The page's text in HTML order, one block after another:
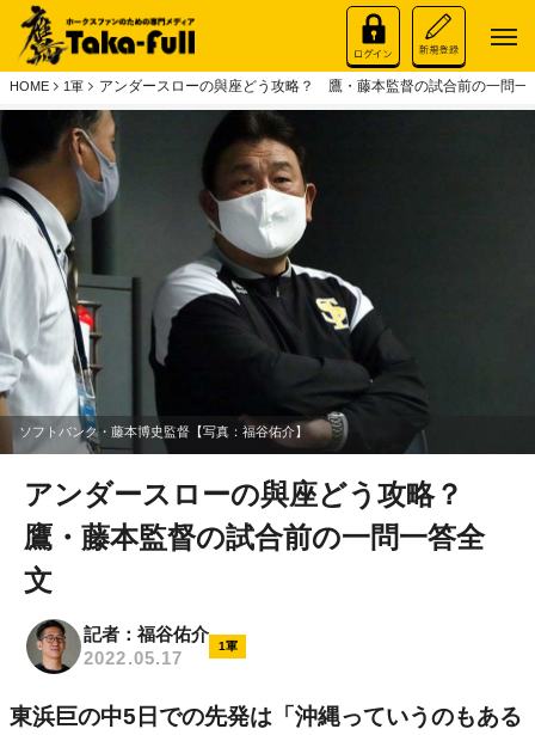
HOME 1軍 アンダースローの與座どう攻略？ 鷹・藤本監督の試合前の一問一
ソフトバンク・藤本博史監督【写真：福谷佑介】
アンダースローの與座どう攻略？
鷹・藤本監督の試合前の一問一答全
文
記者：福谷佑介
2022.05.17
1軍
東浜巨の中5日での先発は「沖縄っていうのもある